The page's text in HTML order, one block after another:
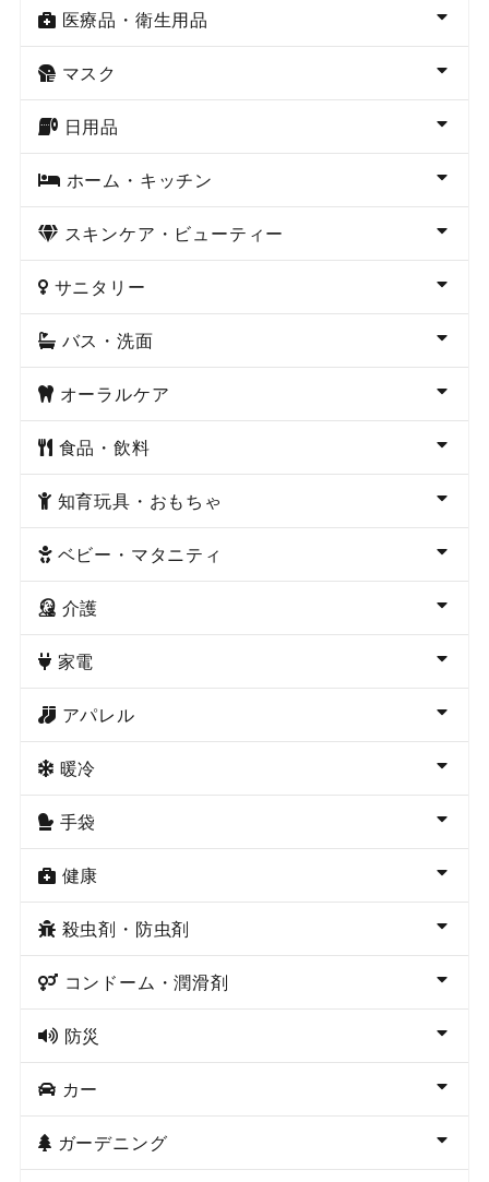
医療品・衛生用品
マスク
日用品
ホーム・キッチン
スキンケア・ビューティー
サニタリー
バス・洗面
オーラルケア
食品・飲料
知育玩具・おもちゃ
ベビー・マタニティ
介護
家電
アパレル
暖冷
手袋
健康
殺虫剤・防虫剤
コンドーム・潤滑剤
防災
カー
ガーデニング